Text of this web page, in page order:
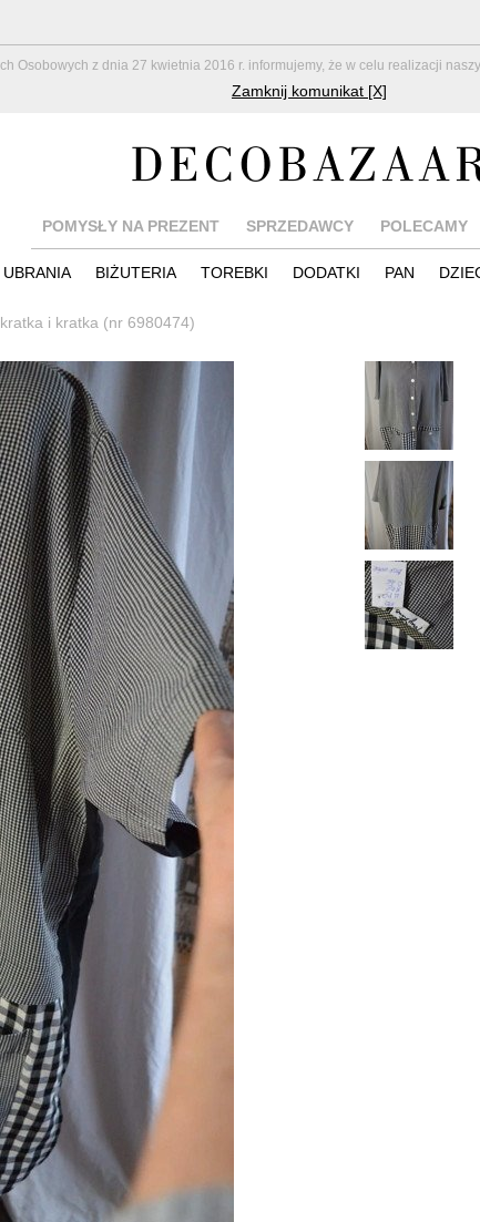
Osobowych z dnia 27 kwietnia 2016 r. informujemy, że w celu realizacji
Zamknij komunikat [X]
POMYSŁY NA PREZENT SPRZEDAWCY POLECAMY
UBRANIA BIŻUTERIA TOREBKI DODATKI PAN
kratka i kratka (nr 6980474)